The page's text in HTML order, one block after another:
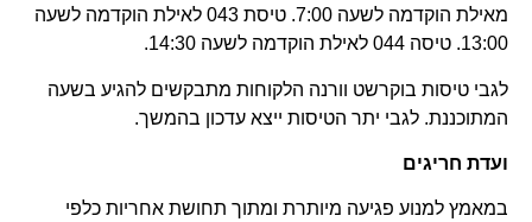
מאילת הוקדמה לשעה 7:00. טיסת 043 לאילת הוקדמה לשעה
13:00. טיסה 044 לאילת הוקדמה לשעה 14:30.
לגבי טיסות בוקרשט וורנה הלקוחות מתבקשים להגיע בשעה
המתוכננת. לגבי יתר הטיסות ייצא עדכון בהמשך.
ועדת חריגים
במאמץ למנוע פגיעה מיותרת ומתוך תחושת אחריות כלפי